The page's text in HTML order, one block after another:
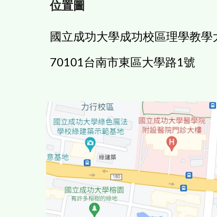
位置圖
國立成功大學成功校區理學教學
70101台南市東區大學路1號